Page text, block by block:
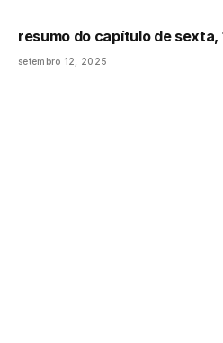
resumo do capítulo de sexta,
setembro 12, 2025